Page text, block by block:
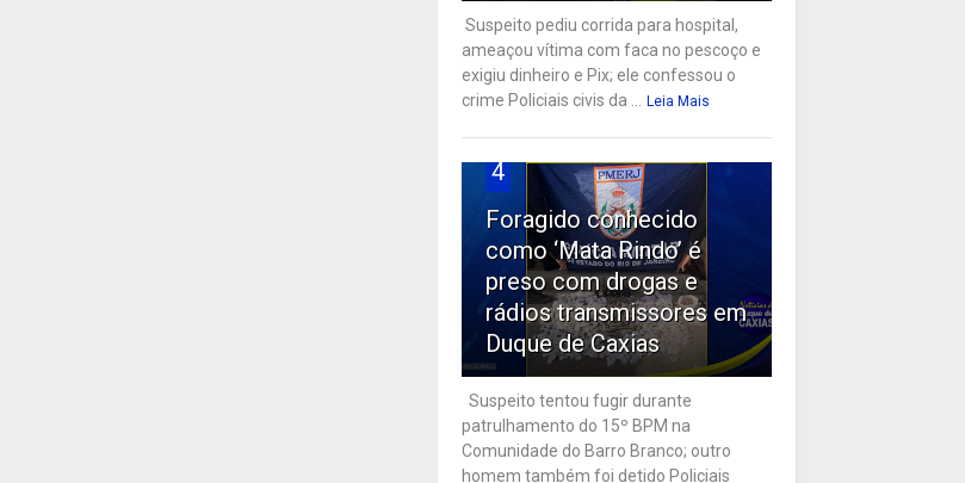
Suspeito pediu corrida para hospital,
ameaçou vítima com faca no pescoço e
exigiu dinheiro e Pix; ele confessou o
crime Policiais civis da ...
Leia Mais
4
Foragido conhecido
como ‘Mata Rindo’ é
preso com drogas e
rádios transmissores em
Duque de Caxias
Suspeito tentou fugir durante
patrulhamento do 15º BPM na
Comunidade do Barro Branco; outro
homem também foi detido Policiais